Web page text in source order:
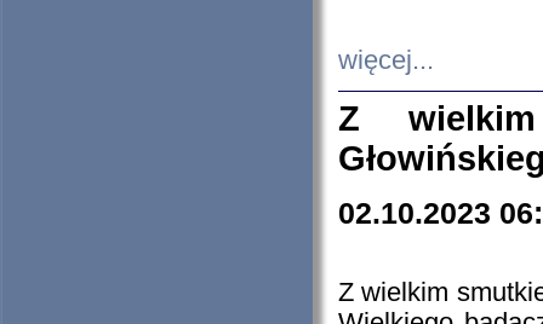
więcej...
Z
02.10.2023
Z wielkim